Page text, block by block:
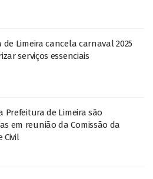
de Limeira cancela carnaval 2025
serviços essenciais
Prefeitura de Limeira são
em reunião da Comissão da
Civil